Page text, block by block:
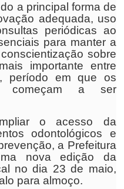
a principal forma de
adequada, uso
periódicas ao
para manter a
sobre
importante entre
período em que os
começam a ser
o acesso da
odontológicos e
a Prefeitura
nova edição da
no dia 23 de maio,
para almoço.